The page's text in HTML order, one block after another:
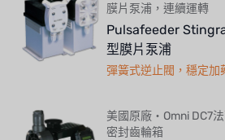
膜片泵浦，連續運轉
Pulsafeeder
型膜片泵浦
彈簧式逆止閥，穩定加
美國原廠・Omni DC7
密封齒輪箱